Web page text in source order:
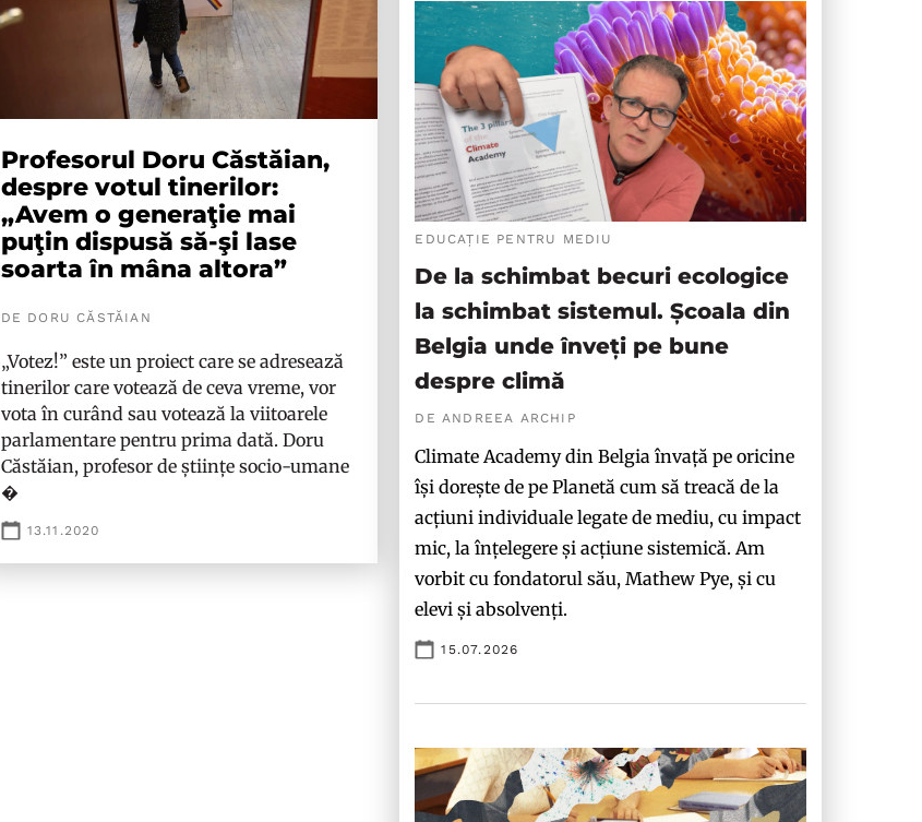
Profesorul Doru Căstăian,
despre votul tinerilor:
„Avem o generaţie mai
puţin dispusă să­-şi lase
soarta în mâna altora”
DE DORU CĂSTĂIAN
„Votez!” este un proiect care se adresează
tinerilor care votează de ceva vreme, vor
vota în curând sau votează la viitoarele
parlamentare pentru prima dată. Doru
Căstăian, profesor de științe socio-umane
�
13.11.2020
EDUCAȚIE PENTRU MEDIU
De la schimbat becuri ecologice
la schimbat sistemul. Școala din
Belgia unde înveți pe bune
despre climă
DE ANDREEA ARCHIP
Climate Academy din Belgia învață pe oricine
își dorește de pe Planetă cum să treacă de la
acțiuni individuale legate de mediu, cu impact
mic, la înțelegere și acțiune sistemică. Am
vorbit cu fondatorul său, Mathew Pye, și cu
elevi și absolvenți.
15.07.2026